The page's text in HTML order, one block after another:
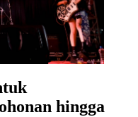
hingga